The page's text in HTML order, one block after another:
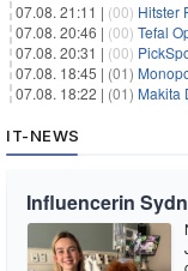
07.08. 21:11 | (00) Hitster
07.08. 20:46 | (00) Tefal
07.08. 20:31 | (00)
07.08. 18:45 | (01)
07.08. 18:22 | (01) Makita
IT-NEWS
Influencerin